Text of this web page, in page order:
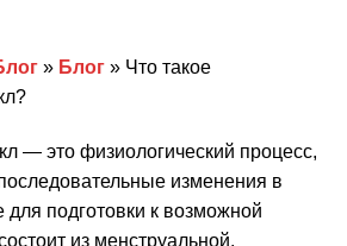
» Блог » Что такое
— это физиологический процесс,
изменения в
подготовки к возможной
из менструальной,